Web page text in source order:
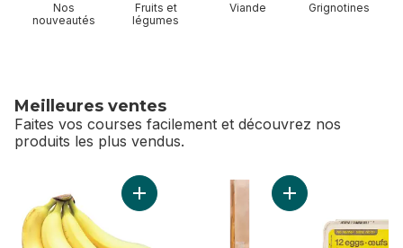
Nos
nouveautés
Fruits et
légumes
Viande Grignotines
Meilleures ventes
Faites vos courses facilement et découvrez nos
produits les plus vendus.
sauter Meilleures ventes
Ajouter Bananes grappe au panierAjouter Baguette